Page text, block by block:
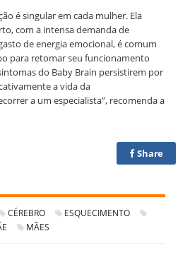
é singular em cada mulher. Ela
com a intensa demanda de
de energia emocional, é comum
para retomar seu funcionamento
do Baby Brain persistirem por
a vida da
a um especialista”, recomenda a
Share
CÉREBRO
ESQUECIMENTO
MÃES